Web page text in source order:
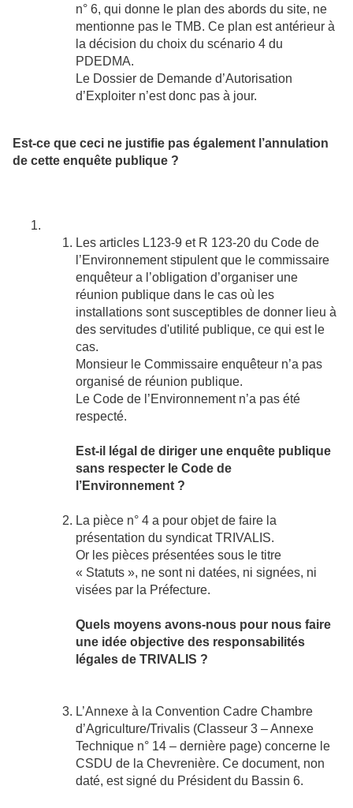
n° 6, qui donne le plan des abords du site, ne
mentionne pas le TMB. Ce plan est antérieur à
la décision du choix du scénario 4 du
PDEDMA.
Le Dossier de Demande d’Autorisation
d’Exploiter n’est donc pas à jour.
Est-ce que ceci ne justifie pas également l’annulation
de cette enquête publique ?
Les articles L123-9 et R 123-20 du Code de
l’Environnement stipulent que le commissaire
enquêteur a l’obligation d’organiser une
réunion publique dans le cas où les
installations sont susceptibles de donner lieu à
des servitudes d'utilité publique, ce qui est le
cas.
Monsieur le Commissaire enquêteur n’a pas
organisé de réunion publique.
Le Code de l’Environnement n’a pas été
respecté.
Est-il légal de diriger une enquête publique
sans respecter le Code de
l’Environnement ?
La pièce n° 4 a pour objet de faire la
présentation du syndicat TRIVALIS.
Or les pièces présentées sous le titre
« Statuts », ne sont ni datées, ni signées, ni
visées par la Préfecture.
Que ls moyens avons-nous pour nous faire
une idée objective des responsabilités
légales de TRIVALIS ?
L’Annexe à la Convention Cadre Chambre
d’Agriculture/Trivalis (Classeur 3 – Annexe
Technique n° 14 – dernière page) concerne le
CSDU de la Chevrenière. Ce document, non
daté, est signé du Président du Bassin 6.